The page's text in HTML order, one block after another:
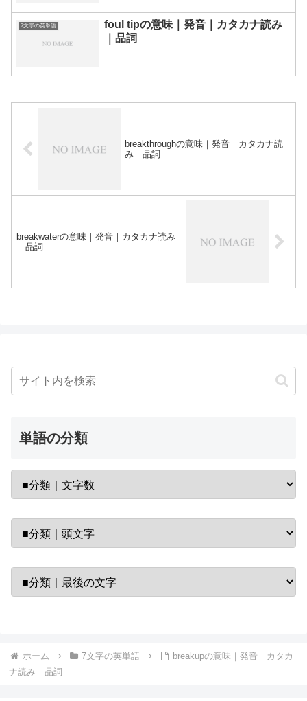
7文字の英単語
foul tipの意味｜発音｜カタカナ読み
｜品詞
breakthroughの意味｜発音｜カタカナ読
み｜品詞
breakwaterの意味｜発音｜カタカナ読み
｜品詞
単語の分類
ホーム 7文字の英単語
breakupの意味｜発音｜カタカ
ナ読み｜品詞